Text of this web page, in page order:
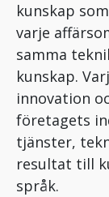
kunskap
varje
samma
kunskap.
innovation
företagets
tjänster,
resultat till
språk.